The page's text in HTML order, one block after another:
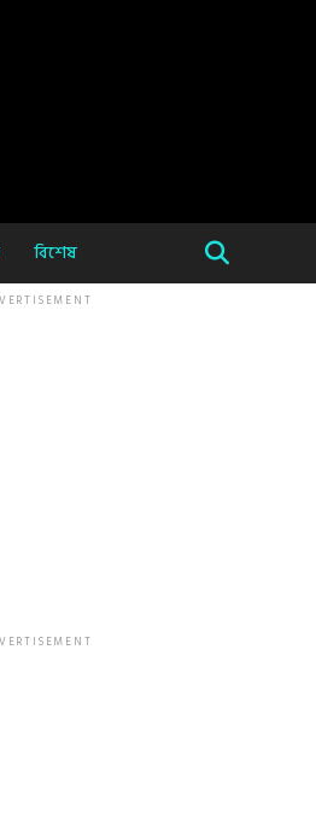
বিশেষ